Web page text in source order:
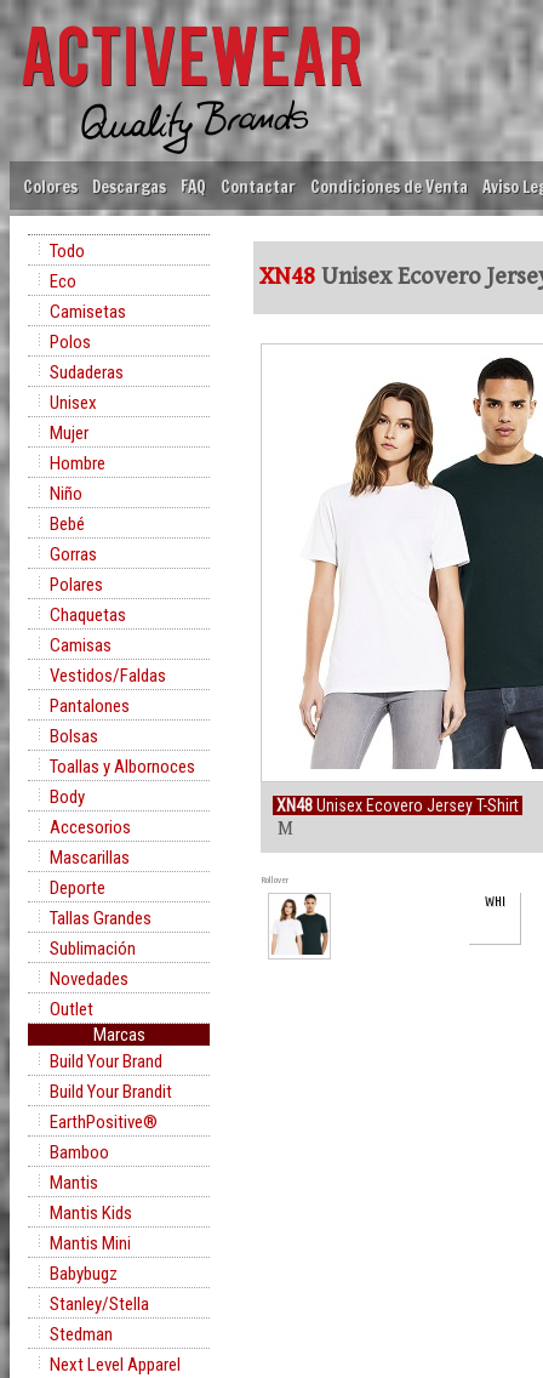
Colores Descargas FAQ Contactar Condiciones de Venta Aviso
Todo
Eco
Camisetas
Polos
Sudaderas
Unisex
Mujer
Hombre
Niño
Bebé
Gorras
Polares
Chaquetas
Camisas
Vestidos/Faldas
Pantalones
Bolsas
Toallas y Albornoces
Body
Accesorios
Mascarillas
Deporte
Tallas Grandes
Sublimación
Novedades
Outlet
Marcas
Build Your Brand
Build Your Brandit
EarthPositive®
Bamboo
Mantis
Mantis Kids
Mantis Mini
Babybugz
Stanley/Stella
Stedman
Next Level Apparel
XN48 Unisex Ecovero
XN48Unisex Ecovero Jersey T-Shirt
M
Rollover
WHI